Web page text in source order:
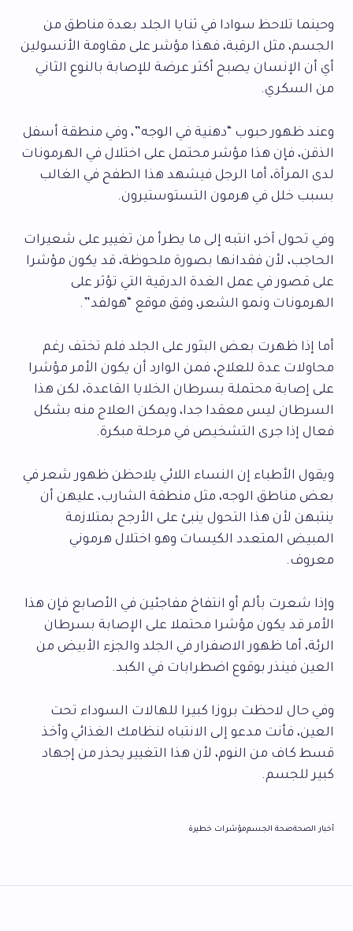
وحينما تلاحظ سوادا في ثنايا الجلد بعدة مناطق من
الجسم، مثل الرقبة، فهذا مؤشر على مقاومة الأنسولين
أي أن الإنسان يصبح أكثر عرضة للإصابة بالنوع الثاني
من السكري.
وعند ظهور حبوب “دهنية في الوجه”، وفي منطقة أسفل
الذقن، فإن هذا مؤشر محتمل على اختلال في الهرمونات
لدى المرأة، أما الرجل فيشهد هذا الطفح في الغالب
بسبب خلل في هرمون التستوستيرون.
وفي تحول آخر، انتبه إلى ما يطرأ من تغيير على شعيرات
الحاجب، لأن فقدانها بصورة ملحوظة، قد يكون مؤشرا
على قصور في عمل الغدة الدرقية التي تؤثر على
الهرمونات ونمو الشعر، وفق موقع “هولفد”.
أما إذا ظهرت بعض البثور على الجلد فلم تختف رغم
محاولات عدة للعلاج، فمن الوارد أن يكون الأمر مؤشرا
على إصابة محتملة بسرطان الخلايا القاعدة، لكن هذا
السرطان ليس معقدا جدا، ويمكن العلاج منه بشكل
فعال إذا جرى التشخيص في مرحلة مبكرة.
ويقول الأطباء إن النساء اللائي يلاحظن ظهور شعر في
بعض مناطق الوجه، مثل منطقة الشارب، عليهن أن
ينتبهن لأن هذا التحول ينبئ على الأرجح بمتلازمة
المبيض المتعدد الكيسات وهو اختلال هرموني
معروف.
وإذا شعرت بألم أو انتفاخ مفاجئين في الأصابع فإن هذا
الأمر قد يكون مؤشرا محتملا على الإصابة بسرطان
الرئة، أما ظهور الاصفرار في الجلد والجزء الأبيض من
العين فينذر بوقوع اضطرابات في الكبد.
وفي حال لاحظت بروزا كبيرا للهالات السوداء تحت
العين، فأنت مدعو إلى الانتباه لنظامك الغذائي وأخذ
قسط كاف من النوم، لأن هذا التغيير يحذر من إجهاد
كبير للجسم.
أخبار الصحةصحة الجسممؤشرات خطيرة